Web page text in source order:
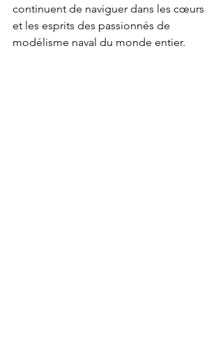
continuent de naviguer dans les cœurs
et les esprits des passionnés de
modélisme naval du monde entier.